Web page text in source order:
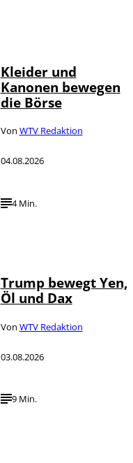
Kleider und
Kanonen bewegen
die Börse
Von WTV Redaktion
04.08.2026
4 Min.
Trump bewegt Yen,
Öl und Dax
Von WTV Redaktion
03.08.2026
9 Min.